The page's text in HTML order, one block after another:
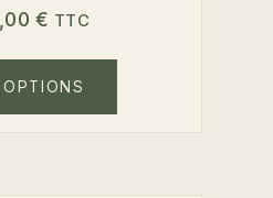
€ Plage
prix :
27,00 €
à
TTC
Ce
plusieurs